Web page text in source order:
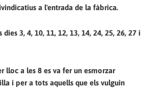
a l'entrada de la fàbrica.
3, 4, 10, 11, 12, 13, 14, 24, 25, 26, 27 i
lloc a les 8 es va fer un esmorzar
i per a tots aquells que els vulguin